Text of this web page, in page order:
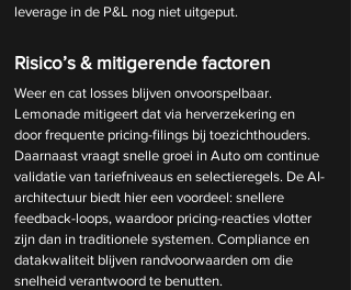
leverage in de P&L nog niet uitgeput.
Risico’s & mitigerende factoren
Weer en cat losses blijven onvoorspelbaar.
Lemonade mitigeert dat via herverzekering en
door frequente pricing-filings bij toezichthouders.
Daarnaast vraagt snelle groei in Auto om continue
validatie van tariefniveaus en selectieregels. De AI-
architectuur biedt hier een voordeel: snellere
feedback-loops, waardoor pricing-reacties vlotter
zijn dan in traditionele systemen. Compliance en
datakwaliteit blijven randvoorwaarden om die
snelheid verantwoord te benutten.